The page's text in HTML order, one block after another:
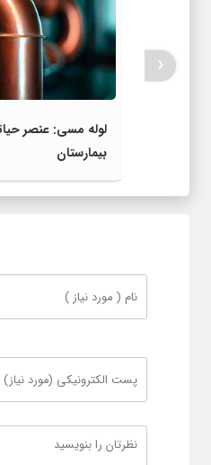
لوله مسی: عنصر
بیمارستان
‹